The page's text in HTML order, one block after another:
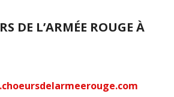
DE L’ARMÉE ROUGE À